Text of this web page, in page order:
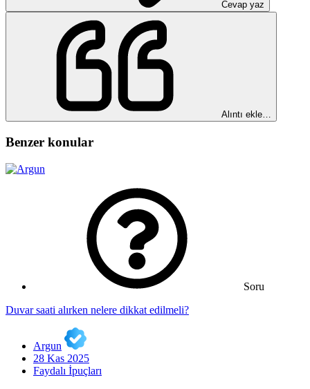
Cevap yaz
Alıntı ekle…
Benzer konular
Soru
Duvar saati alırken nelere dikkat edilmeli?
Argun
28 Kas 2025
Faydalı İpuçları